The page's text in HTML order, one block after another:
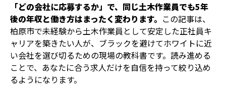
「どの会社に応募するか」で、同じ土木作業員でも5年
後の年収と働き方はまったく変わります。 この記事は、
柏原市で未経験から土木作業員として安定した正社員キ
ャリアを築きたい人が、ブラックを避けてホワイトに近
い会社を選び切るための現場の教科書です。読み進める
ことで、あなたに合う求人だけを自信を持って絞り込め
るようになります。